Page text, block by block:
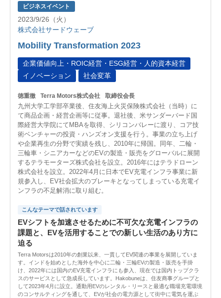
ビジネスイベント
2023/9/26（火）
株式会社サードウェーブ
Mobility Transformation 2023
企業価値向上・ROIC経営・ESG経営・人的資本経営
イノベーション
社会変革
徳重徹 Terra Motors株式会社 取締役会長
九州大学工学部卒業後、住友海上火災保険株式会社（当時）に
て商品企画・経営企画等に従事。退社後、米サンダーバード国
際経営大学院にてMBAを取得、シリコンバレーに渡り、コア技
術ベンチャーの投資・ハンズオン支援を行う。事業の立ち上げ
や企業再生の分野で実績を残し、2010年に帰国。同年、二輪・
三輪車・シニアカーなどのEVの製造・販売をグローバルに展開
するテラモーターズ株式会社を設立。2016年にはテラドローン
株式会社を設立。2022年4月に日本でEV充電インフラ事業に新
規参入し、EV社会拡大のブレーキとなってしまっている充電イ
ンフラの不足解消に取り組む。
こんなテーマで話されています
EVシフトを加速させるために不可欠な充電インフラの
課題と、EVを活用することでの新しい生活のあり方に
迫る
Terra Motorsは2010年の創業以来、一貫してEV関連の事業を展開していま
す。インドを始めとした海外を中心に二輪・三輪EVの製造・販売を手掛
け、2022年には国内のEV充電インフラにも参入、現在では国内トップクラ
スのサービスとして急成長しています。Hakobuneは、住友商事グループと
して2023年4月に設立。通勤用EVのレンタル・リースと最適な職場充電環境
のコンサルティングを通して、EVが社会の電力源として街中に電気を運ぶ